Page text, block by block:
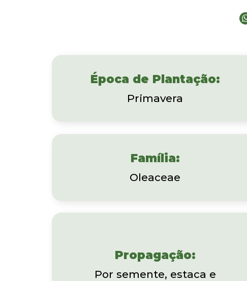
Época de Plantação:
Primavera
Família:
Oleaceae
Propagação:
Por semente, estaca e